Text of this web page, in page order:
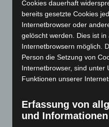
November 2024(94)
Oktober 2024(93)
September 2024(112)
August 2024
(107)
Juli 2024(89)
Juni 2024(107)
April 2024(102)
Cookies dauerhaft
bereits gesetzte Cookies
Internetbrowser oder
gelöscht werden. Dies ist in
Internetbrowsern möglich.
Person die Setzung von
Internetbrowser, sind unter
Funktionen unserer
Erfassung von
und Informationen